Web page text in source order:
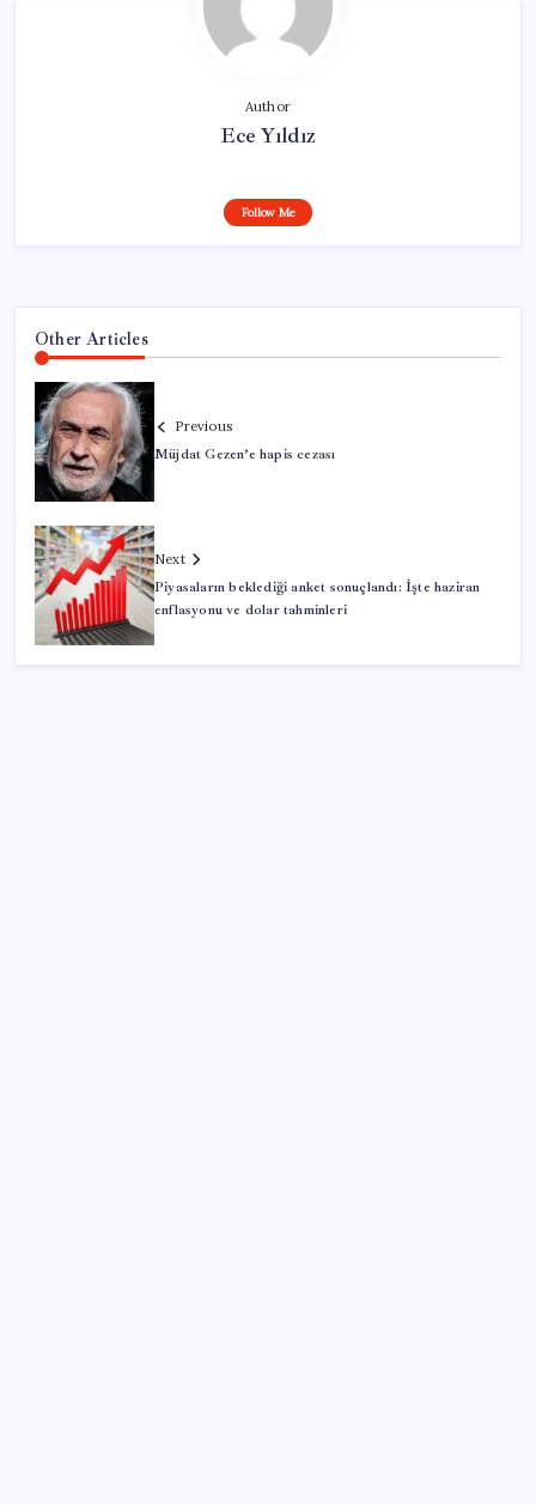
Author
Ece Yıldız
Follow Me
Other Articles
Previous
Müjdat Gezen’e hapis cezası
Next
Piyasaların beklediği anket sonuçlandı: İşte haziran
enflasyonu ve dolar tahminleri